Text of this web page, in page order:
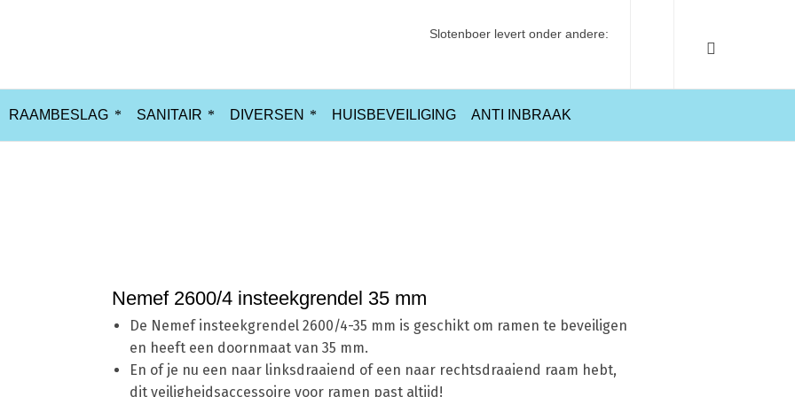
Slotenboer levert onder andere:
RAAMBESLAG SANITAIR DIVERSEN HUISBEVEILIGING ANTI INBRAAK
Nemef 2600/4 insteekgrendel 35 mm
De Nemef insteekgrendel 2600/4-35 mm is geschikt om ramen te beveiligen
en heeft een doornmaat van 35 mm.
En of je nu een naar linksdraaiend of een naar rechtsdraaiend raam hebt,
dit veiligheidsaccessoire voor ramen past altijd!